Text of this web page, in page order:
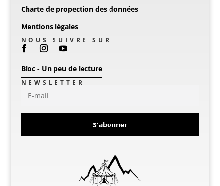
Charte de propection des données
Mentions légales
NOUS SUIVRE SUR
Bloc - Un peu de lecture
NEWSLETTER
S'abonner